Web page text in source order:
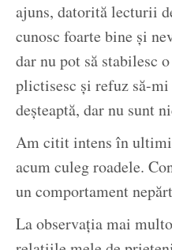
ajuns, datorită lecturii
cunosc foarte bine și
dar nu pot să stabilesc
plictisesc și refuz să-
deșteaptă, dar nu sunt
Am citit intens în
acum culeg roadele.
un comportament
La observația mai